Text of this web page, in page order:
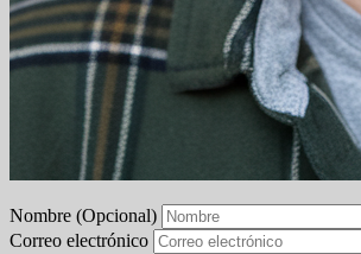
Nombre (Opcional)
Correo electrónico